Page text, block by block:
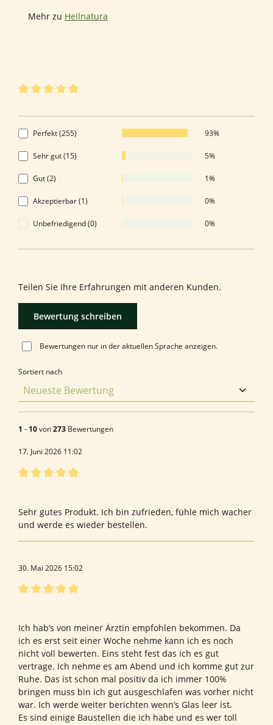
Mehr zu Heilnatura
Perfekt (255) 93%
Sehr gut (15) 5%
Gut (2) 1%
Akzeptierbar (1) 0%
Unbefriedigend (0) 0%
Teilen Sie Ihre Erfahrungen mit anderen Kunden.
Bewertung schreiben
Bewertungen nur in der aktuellen Sprache anzeigen.
Sortiert nach
1 - 10von273 Bewertungen
17. Juni 2026 11:02
Sehr gutes Produkt. Ich bin zufrieden, fühle mich wacher
und werde es wieder bestellen.
30. Mai 2026 15:02
Ich hab’s von meiner Ärztin empfohlen bekommen. Da
ich es erst seit einer Woche nehme kann ich es noch
nicht voll bewerten. Eins steht fest das ich es gut
vertrage. Ich nehme es am Abend und ich komme gut zur
Ruhe. Das ist schon mal positiv da ich immer 100%
bringen muss bin ich gut ausgeschlafen was vorher nicht
war. Ich werde weiter berichten wenn’s Glas leer ist.
Es sind einige Baustellen die ich habe und es wer toll